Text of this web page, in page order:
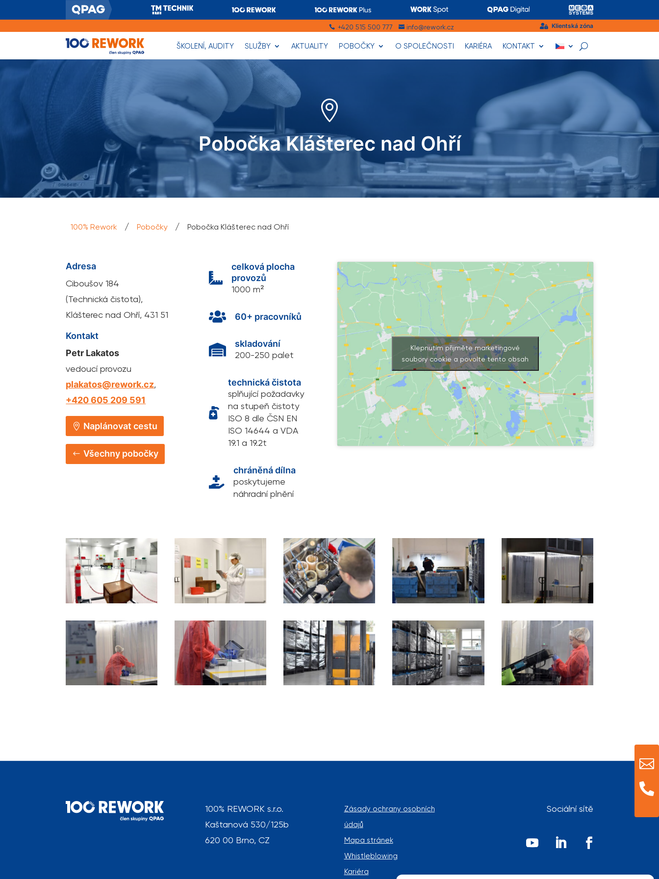
 +420 515 500 777  info@rework.cz  Klientská zóna
ŠKOLENÍ, AUDITY SLUŽBY AKTUALITY POBOČKY O SPOLEČNOSTI KARIÉRA KONTAKT



Pobočka Klášterec nad Ohří
100% Rework / Pobočky / Pobočka Klášterec nad Ohří
Adresa
Ciboušov 184
(Technická čistota),
Klášterec nad Ohří, 431 51
Kontakt
Petr Lakatos
vedoucí provozu
plakatos@rework.cz,
+420 605 209 591
Naplánovat cestu
Všechny pobočky

celková plocha
provozů
1000 m²
 60+ pracovníků

skladování
200-250 palet

technická čistota
splňující požadavky
na stupeň čistoty
ISO 8 dle ČSN EN
ISO 14644 a VDA
19.1 a 19.2t

chráněná dílna
poskytujeme
náhradní plnění
Klepnutím přijměte marketingové
soubory cookie a povolte tento obsah
100% REWORK s.r.o.
Kaštanová 530/125b
620 00 Brno, CZ
Zásady ochrany osobních
údajů
Mapa stránek
Whistleblowing
Kariéra
Sociální sítě